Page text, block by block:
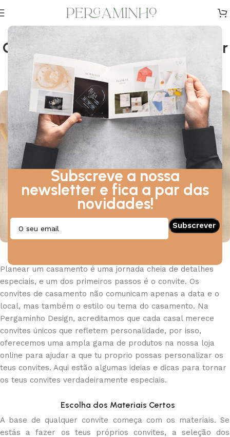
Subscreve a nossa
newsletter e fica a par das
novidades!
DICAS
Convites DIY – Como Personalizar
os teus Convites
Sobre Setembro 20, 2024
Planear um casamento é uma jornada cheia de detalhes
especiais, e um dos primeiros passos é o convite. Os
convites de casamento não comunicam apenas a data e o
local, mas também o estilo ou tema do casamento. Na
Pergaminho Design, acreditamos que cada casal merece
convites únicos que refletem personalidade, por isso,
oferecemos uma ampla gama de produtos na nossa loja
online para ajudar a que tu proprio possas personalizar os
teus convites. Aqui estão algumas ideias e dicas para tornar
os teus convites verdadeiramente especiais.
Escolha dos Materiais Certos
A base de qualquer convite começa com os materiais. Se
estás a fazer os teus próprios convites, a seleção dos